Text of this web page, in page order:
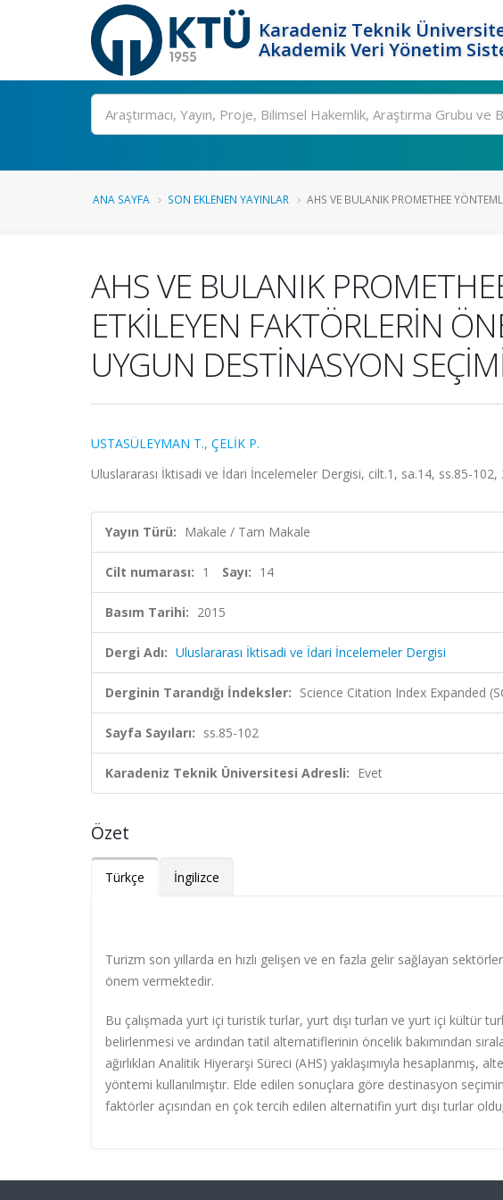
Karadeniz Teknik
Akademik Veri Yönetim
Ara
ANA SAYFA SON EKLENEN YAYINLAR AHS VE BULANIK PROMETHEE
AHS VE BULANIK
ETKİLEYEN FAKTÖRLERİN
UYGUN DESTİNASYON
USTASÜLEYMAN T., ÇELİK P.
Uluslararası İktisadi ve İdari İncelemeler Dergisi, cilt.1, sa.14, ss.85-
Yayın Türü: Makale / Tam Makale
Cilt numarası: 1 Sayı: 14
Basım Tarihi: 2015
Dergi Adı: Uluslararası İktisadi ve İdari İncelemeler Dergisi
Derginin Tarandığı İndeksler: Science Citation Index Expanded
Sayfa Sayıları: ss.85-102
Karadeniz Teknik Üniversitesi Adresli: Evet
Özet
Türkçe İngilizce
Turizm son yıllarda en hızlı gelişen ve en fazla gelir sağlayan
önem vermektedir.
Bu çalışmada yurt içi turistik turlar, yurt dışı turları ve yurt içi kültür
belirlenmesi ve ardından tatil alternatiflerinin öncelik bakımından
ağırlıkları Analitik Hiyerarşi Süreci (AHS) yaklaşımıyla hesaplanmış,
yöntemi kullanılmıştır. Elde edilen sonuçlara göre destinasyon
faktörler açısından en çok tercih edilen alternatifin yurt dışı turlar